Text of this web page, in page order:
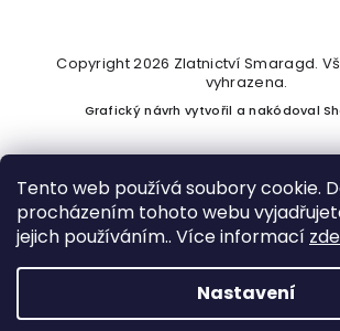
Tento web používá soubory cookie.
procházením tohoto webu
jejich používáním.. Více informací zde
Nastavení
Vytvořil Shoptet
Copyright 2026 Zlatnictví Smaragd.
vyhrazena.
Grafický návrh vytvořil a nakódoval
Podle zákona o evidenci tržeb je prodávající
kupujícímu účtenku. Zároveň je povinen